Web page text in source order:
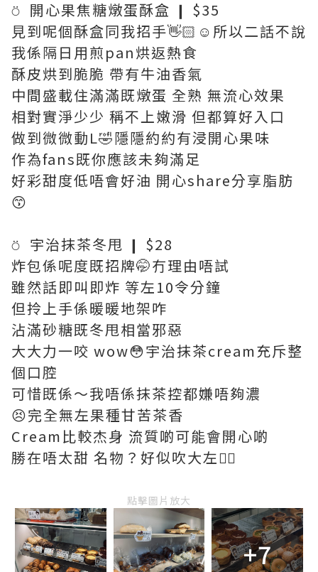
⍥ 開心果焦糖燉蛋酥盒 ❙ $35
見到呢個酥盒同我招手👋🏻☺️所以二話不說
我係隔日用煎pan烘返熱食
酥皮烘到脆脆 帶有牛油香氣
中間盛載住滿滿既燉蛋 全熟 無流心效果
相對實淨少少 稱不上嫩滑 但都算好入口
做到微微動L🤣隱隱約約有浸開心果味
作為fans既你應該未夠滿足
好彩甜度低唔會好油 開心share分享脂肪
😙
⍥ 宇治抹茶冬甩 ❙ $28
炸包係呢度既招牌🤭冇理由唔試
雖然話即叫即炸 等左10令分鐘
但拎上手係暖暖地架咋
沾滿砂糖既冬甩相當邪惡
大大力一咬 wow😳宇治抹茶cream充斥整
個口腔
可惜既係～我唔係抹茶控都嫌唔夠濃
😣完全無左果種甘苦茶香
Cream比較杰身 流質啲可能會開心啲
勝在唔太甜 名物？好似吹大左😮‍💨
點擊圖片放大
+7